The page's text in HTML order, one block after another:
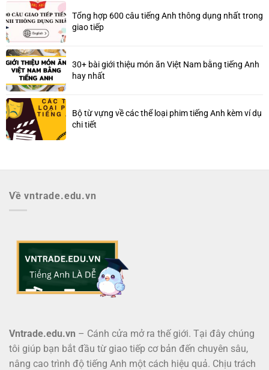
Tổng hợp 600 câu tiếng Anh thông dụng nhất trong
giao tiếp
30+ bài giới thiệu món ăn Việt Nam bằng tiếng Anh
hay nhất
Bộ từ vựng về các thể loại phim tiếng Anh kèm ví dụ
chi tiết
Về vntrade.edu.vn
Vntrade.edu.vn – Cánh cửa mở ra thế giới. Tại đây chúng
tôi giúp bạn bắt đầu từ giao tiếp cơ bản đến chuyên sâu,
nâng cao trình độ tiếng Anh một cách hiệu quả. Chịu trách